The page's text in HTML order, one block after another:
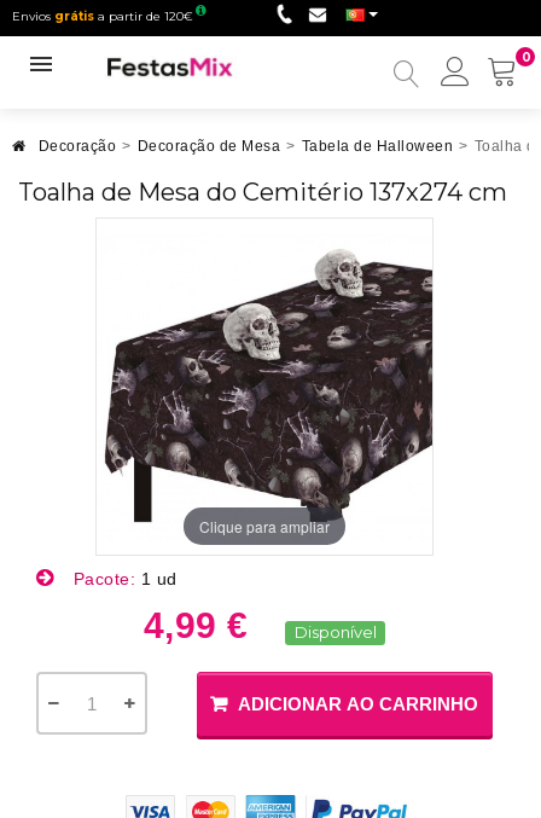
Envios grátis a partir de 120€
0
Minha
Decoração > Decoração de Mesa > Tabela de Halloween > Toalha
Toalha de Mesa do Cemitério 137x274 cm
Clique para ampliar
Pacote: 1 ud
4,99 € Disponível
ADICIONAR AO CARRINHO